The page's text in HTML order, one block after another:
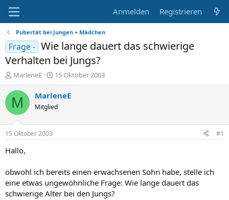
Anmelden Registrieren
Pubertät bei Jungen + Mädchen
Frage - Wie lange dauert das schwierige
Verhalten bei Jungs?
E
r
s
t
e
r
MarleneE
E
r
s
e
t
15 Oktober 2003
M MarleneE
Mitglied
15 Oktober 2003 #1
Hallo,
obwohl ich bereits einen erwachsenen Sohn habe, stelle ich
eine etwas ungewöhnliche Frage: Wie lange dauert das
schwierige Alter bei den Jungs?